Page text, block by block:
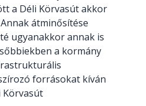
a Déli Körvasút akkor
átminősítése
ugyanakkor annak is
a kormány
forrásokat kíván
Körvasút